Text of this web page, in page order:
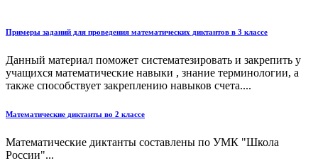
Примеры заданий для проведения математических диктантов в 3 классе
Данный материал поможет систематезировать и закрепить у
учащихся математические навыки , знание терминологии, а
также способствует закреплению навыков счета....
Математические диктанты во 2 классе
Математические диктанты составлены по УМК "Школа
России"...